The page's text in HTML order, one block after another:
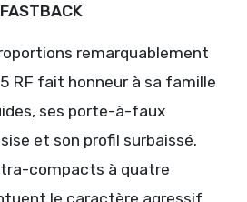
remarquablement
RF fait honneur à sa famille
ses porte-à-faux
et son profil surbaissé.
compacts à quatre